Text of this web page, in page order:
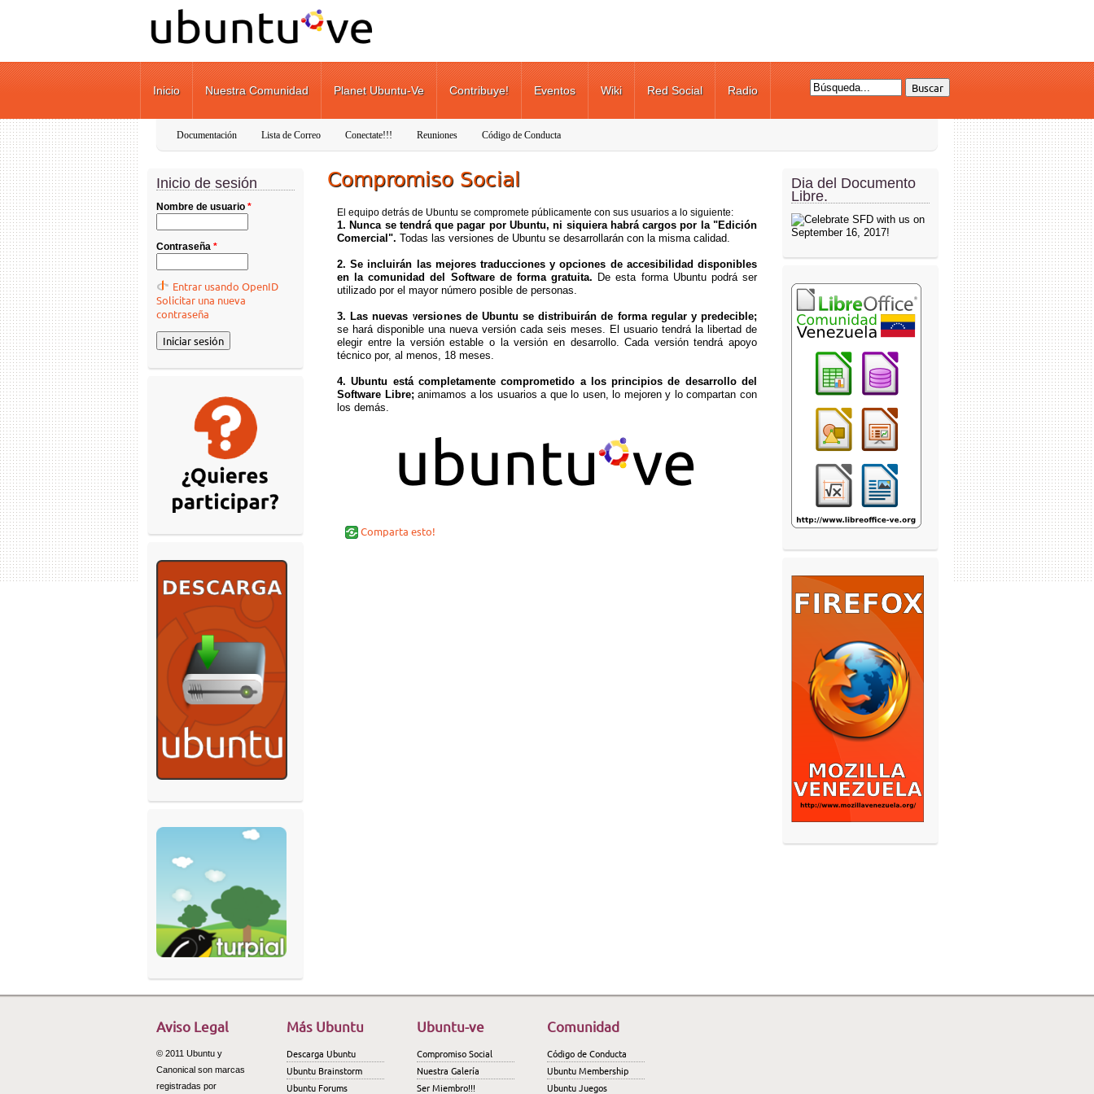
Inicio Nuestra Comunidad Planet Ubuntu-Ve Contribuye! Eventos Wiki Red Social Radio
Formulario de búsqueda
Documentación Lista de Correo Conectate!!! Reuniones Código de Conducta
Inicio de sesión
Nombre de usuario *
Contraseña *
Entrar usando OpenID
Solicitar una nueva
contraseña
Dia del Documento
Libre.
Compromiso Social
El equipo detrás de Ubuntu se compromete públicamente con sus usuarios a lo siguiente:
1. Nunca se tendrá que pagar por Ubuntu, ni siquiera habrá cargos por la "Edición
Comercial". Todas las versiones de Ubuntu se desarrollarán con la misma calidad.
2. Se incluirán las mejores traducciones y opciones de accesibilidad disponibles
en la comunidad del Software de forma gratuita. De esta forma Ubuntu podrá ser
utilizado por el mayor número posible de personas.
3. Las nuevas versiones de Ubuntu se distribuirán de forma regular y predecible;
se hará disponible una nueva versión cada seis meses. El usuario tendrá la libertad de
elegir entre la versión estable o la versión en desarrollo. Cada versión tendrá apoyo
técnico por, al menos, 18 meses.
4. Ubuntu está completamente comprometido a los principios de desarrollo del
Software Libre;animamos a los usuarios a que lo usen, lo mejoren y lo compartan con
los demás.
Comparta esto!
Aviso Legal
© 2011 Ubuntu y
Canonical son marcas
registradas por
Más Ubuntu
Descarga Ubuntu
Ubuntu Brainstorm
Ubuntu Forums
Ubuntu-ve
Compromiso Social
Nuestra Galería
Ser Miembro!!!
Comunidad
Código de Conducta
Ubuntu Membership
Ubuntu Juegos